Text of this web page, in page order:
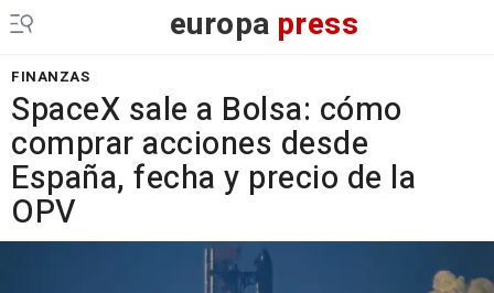
europa press
FINANZAS
SpaceX sale a Bolsa: cómo
comprar acciones desde
España, fecha y precio de la
OPV